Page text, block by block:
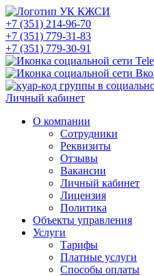
+7 (351) 214-96-70
+7 (351) 779-31-83
+7 (351) 779-30-91
Личный кабинет
О компании
Сотрудники
Реквизиты
Отзывы
Вакансии
Личный кабинет
Лицензия
Политика
Объекты управления
Услуги
Тарифы
Платные услуги
Способы оплаты